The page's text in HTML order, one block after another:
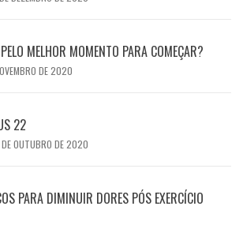
MELHOR MOMENTO PARA COMEÇAR?
DE 2020
22
OUTUBRO DE 2020
PARA DIMINUIR DORES PÓS EXERCÍCIO